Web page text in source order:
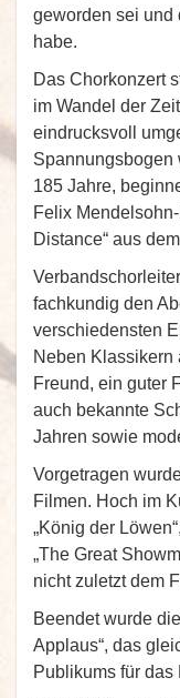
geworden sei und
habe.
Das Chorkonzert
im Wandel der
eindrucksvoll
Spannungsbogen
185 Jahre,
Felix
Distance“ aus
fachkundig den
verschiedensten
Neben Klassikern
Freund, ein guter
auch bekannte
Jahren sowie
Vorgetragen
Filmen. Hoch im
„König der
„The Great
nicht zuletzt dem
Beendet wurde
Applaus“, das
Publikums für